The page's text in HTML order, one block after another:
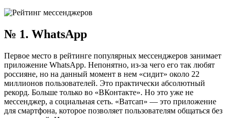
№ 1. WhatsApp
Первое место в рейтинге популярных мессенджеров занимает
приложение WhatsApp. Непонятно, из-за чего его так любят
россияне, но на данный момент в нем «сидит» около 22
миллионов пользователей. Это практически абсолютный
рекорд. Больше только во «ВКонтакте». Но это уже не
мессенджер, а социальная сеть. «Ватсап» — это приложение
для смартфона, которое позволяет пользователям общаться без